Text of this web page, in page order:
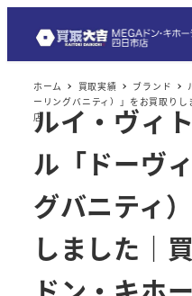
ホーム 買取実績 ブランド
ーリングバニティ）」をお買取り
店
ルイ・ヴィ
ル「ドーヴ
グバニティ
しました｜